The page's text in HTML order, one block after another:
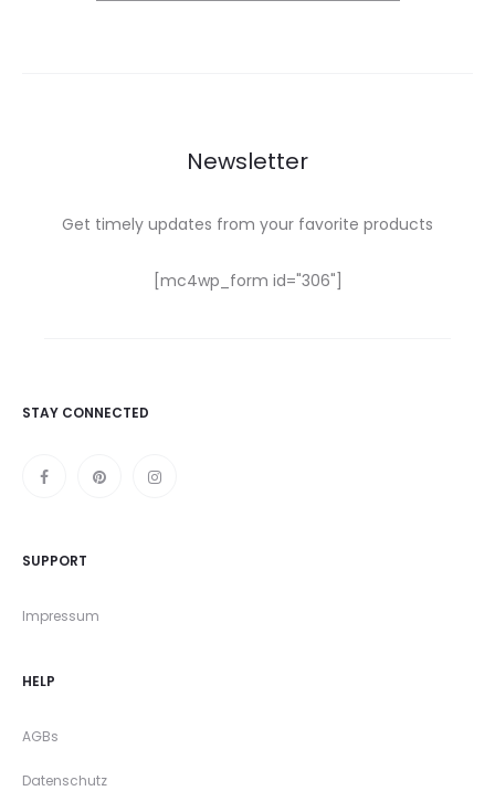
Newsletter
Get timely updates from your favorite products
[mc4wp_form id="306"]
STAY CONNECTED
SUPPORT
Impressum
HELP
AGBs
Datenschutz